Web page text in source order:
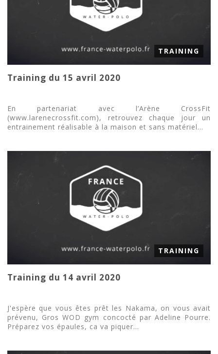
TRAINING
Training du 15 avril 2020
En partenariat avec l’Arène CrossFit
(www.larenecrossfit.com), retrouvez chaque jour un
entrainement réalisable à la maison et sans matériel...
TRAINING
Training du 14 avril 2020
J'espère que vous êtes prêt les Nakama, on vous avait
prévenu, Gros WOD gym concocté par Adeline Pourre.
Préparez vos épaules, ca va piquer...